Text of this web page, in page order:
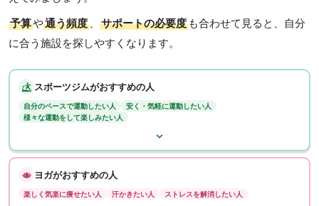
予算や通う頻度 、 サポートの必要度 も合わせて見ると、自分
に合う施設を探しやすくなります。
スポーツジムがおすすめの人
自分のペースで運動したい人
安く・気軽に運動したい人
様々な運動をして楽しみたい人
ヨガがおすすめの人
楽しく気楽に痩せたい人 汗かきたい人 ストレスを解消したい人